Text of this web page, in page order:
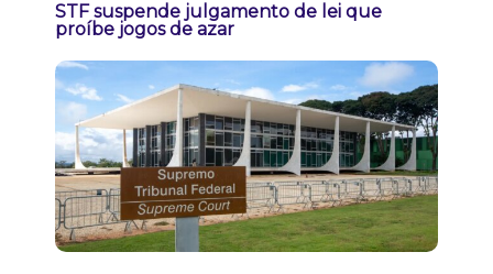
STF suspende julgamento de lei que
proíbe jogos de azar